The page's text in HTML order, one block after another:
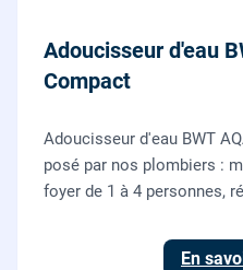
Adoucisseur d'eau
Compact
Adoucisseur d'eau BWT
posé par nos plombiers :
foyer de 1 à 4 personnes,
toute la maison du
En